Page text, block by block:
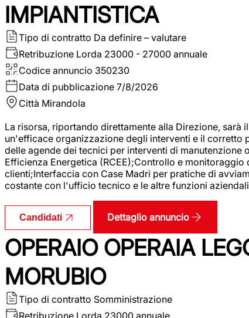
IMPIANTISTICA
Tipo di contratto Da definire – valutare
Retribuzione Lorda 23000 - 27000 annuale
Codice annuncio 350230
Data di pubblicazione 7/8/2026
Città Mirandola
La risorsa, riportando direttamente alla Direzione,
un'efficace organizzazione degli interventi e il corretto
delle agende dei tecnici per interventi di
Efficienza Energetica (RCEE);Controllo e
clienti;Interfaccia con Case Madri per pratiche di
costante con l'ufficio tecnico e le altre funzioni
Candidati Dettaglio annuncio
OPERAIO OPERAIA
MORUBIO
Tipo di contratto Somministrazione
Retribuzione Lorda 23000 annuale